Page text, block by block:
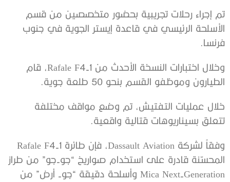
تم إجراء رحلات تجريبية بحضور متخصصين من قسم
الأسلحة الرئيسي في قاعدة إيستر الجوية في جنوب
فرنسا.
وخلال اختبارات النسخة الأحدث من Rafale F4-1، قام
الطيارون وموظفو القسم بنحو 50 طلعة جوية.
خلال عمليات التفتيش، تم وضع مواقف مختلفة
تتعلق بسيناريوهات قتالية واقعية.
وفقاً لشركة Dassault Aviation، فإن طائرة Rafale F4-1
المحسّنة قادرة على استخدام صواريخ “جو-جو” من طراز
Mica Next-Generation وأسلحة دقيقة “جو- أرض” من